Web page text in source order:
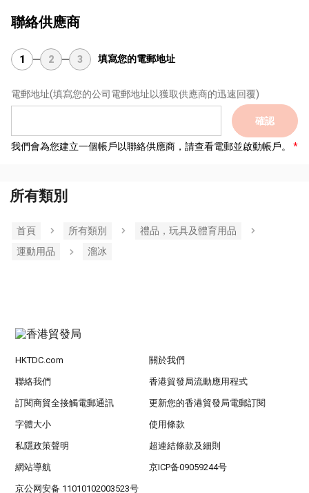
聯絡供應商
1 2 3 填寫您的電郵地址
電郵地址(填寫您的公司電郵地址以獲取供應商的迅速回覆)
確認
我們會為您建立一個帳戶以聯絡供應商，請查看電郵並啟動帳戶。
所有類別
首頁 所有類別
禮品，玩具及體育用品
運動用品
溜冰
HKTDC.com 關於我們
聯絡我們 香港貿發局流動應用程式
訂閱商貿全接觸電郵通訊 更新您的香港貿發局電郵訂閱
字體大小 使用條款
私隱政策聲明 超連結條款及細則
網站導航 京ICP备09059244号
京公网安备 11010102003523号